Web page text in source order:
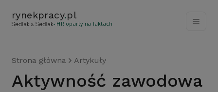
rynekpracy.pl
- HR oparty na faktach
Strona główna Artykuły
Aktywność zawodowa